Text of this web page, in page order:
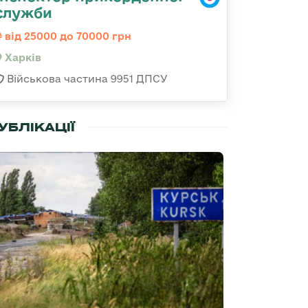
від 25000 до 70000 грн
Харків
Військова частина 9951 ДПСУ